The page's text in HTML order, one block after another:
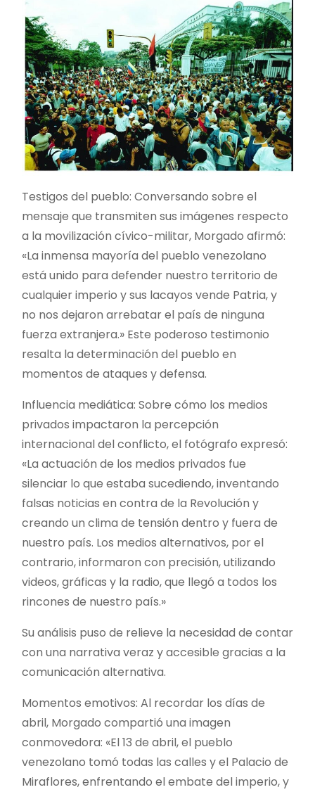
Testigos del pueblo: Conversando sobre el
mensaje que transmiten sus imágenes respecto
a la movilización cívico-militar, Morgado afirmó:
«La inmensa mayoría del pueblo venezolano
está unido para defender nuestro territorio de
cualquier imperio y sus lacayos vende Patria, y
no nos dejaron arrebatar el país de ninguna
fuerza extranjera.» Este poderoso testimonio
resalta la determinación del pueblo en
momentos de ataques y defensa.
Influencia mediática: Sobre cómo los medios
privados impactaron la percepción
internacional del conflicto, el fotógrafo expresó:
«La actuación de los medios privados fue
silenciar lo que estaba sucediendo, inventando
falsas noticias en contra de la Revolución y
creando un clima de tensión dentro y fuera de
nuestro país. Los medios alternativos, por el
contrario, informaron con precisión, utilizando
videos, gráficas y la radio, que llegó a todos los
rincones de nuestro país.»
Su análisis puso de relieve la necesidad de contar
con una narrativa veraz y accesible gracias a la
comunicación alternativa.
Momentos emotivos: Al recordar los días de
abril, Morgado compartió una imagen
conmovedora: «El 13 de abril, el pueblo
venezolano tomó todas las calles y el Palacio de
Miraflores, enfrentando el embate del imperio, y